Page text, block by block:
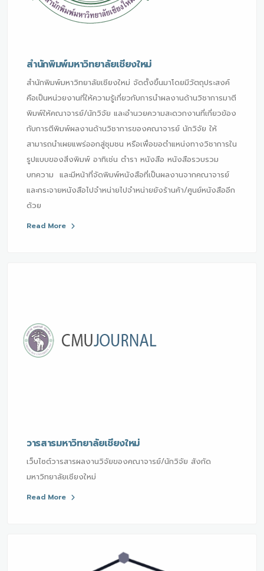
สำนักพิมพ์มหาวิทยาลัยเชียงใหม่
สำนักพิมพ์มหาวิทยาลัยเชียงใหม่ จัดตั้งขึ้นมาโดยมีวัตถุประสงค์
คือเป็นหน่วยงานที่ให้ความรู้เกี่ยวกับการนำผลงานด้านวิชาการมาตี
พิมพ์ให้คณาจารย์/นักวิจัย และอำนวยความสะดวกงานที่เกี่ยวข้อง
กับการตีพิมพ์ผลงานด้านวิชาการของคณาจารย์ นักวิจัย ให้
สามารถนำเผยแพร่ออกสู่ชุมชน หรือเพื่อขอตำแหน่งทางวิชาการใน
รูปแบบของสิ่งพิมพ์ อาทิเช่น ตำรา หนังสือ หนังสือรวบรวม
บทความ และมีหน้าที่จัดพิมพ์หนังสือที่เป็นผลงานจากคณาจารย์
และกระจายหนังสือไปจำหน่ายไปจำหน่ายยังร้านค้า/ศูนย์หนังสืออีก
ด้วย
Read More
วารสารมหาวิทยาลัยเชียงใหม่
เว็บไซต์วารสารผลงานวิจัยของคณาจารย์/นักวิจัย สังกัด
มหาวิทยาลัยเชียงใหม่
Read More